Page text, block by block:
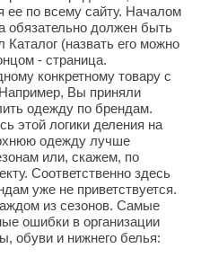
ее по всему сайту. Началом
обязательно должен быть
Каталог (назвать его можно
- страница.
конкретному товару с
Вы приняли
одежду по брендам.
этой логики деления на
одежду лучше
или, скажем, по
Соответственно здесь
уже не приветствуется.
из сезонов. Самые
ошибки в организации
обуви и нижнего белья: